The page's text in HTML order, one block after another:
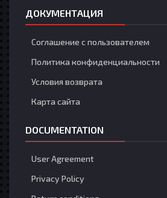
ДОКУМЕНТАЦИЯ
Соглашение с пользователем
Политика конфиденциальности
Условия возврата
Карта сайта
DOCUMENTATION
User Agreement
Privacy Policy